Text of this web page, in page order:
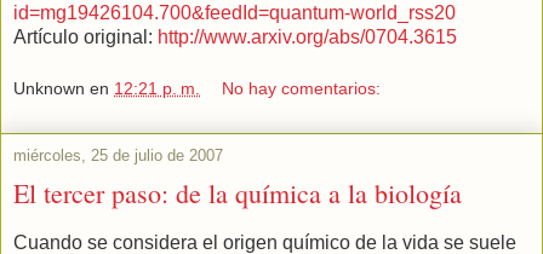
id=mg19426104.700&feedId=quantum-world_rss20
Artículo original: http://www.arxiv.org/abs/0704.3615
Unknown en 12:21 p. m. No hay comentarios:
miércoles, 25 de julio de 2007
El tercer paso: de la química a la biología
Cuando se considera el origen químico de la vida se suele